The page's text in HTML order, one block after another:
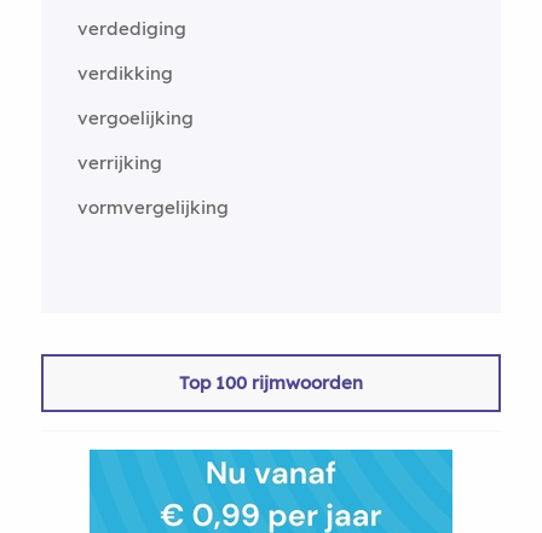
verdediging
verdikking
vergoelijking
verrijking
vormvergelijking
Top 100 rijmwoorden